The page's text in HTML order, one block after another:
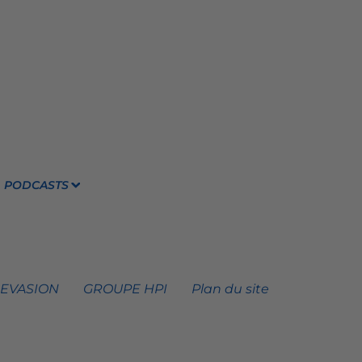
PODCASTS
GROUPE HPI Plan du site